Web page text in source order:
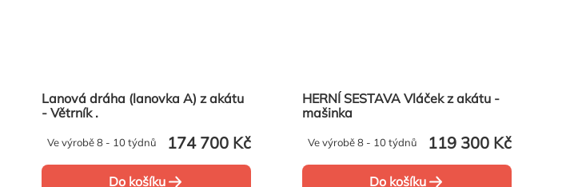
Lanová dráha (lanovka A) z akátu
- Větrník .
174 700 Kč
Ve výrobě 8 - 10 týdnů
Do košíku
HERNÍ SESTAVA Vláček z akátu -
mašinka
119 300 Kč
Ve výrobě 8 - 10 týdnů
Do košíku